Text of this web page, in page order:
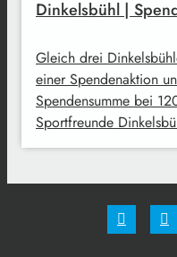
Dinkelsbühl |
Gleich drei
einer Spendenaktion
Spendensumme bei
Sportfreunde